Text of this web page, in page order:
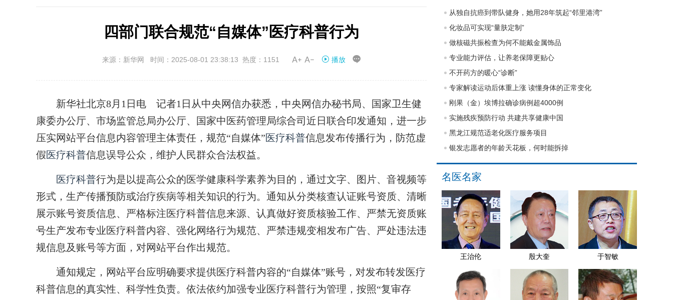
四部门联合规范“自媒体”医疗科普行为
来源：新华网 时间：2025-08-01 23:38:13 热度：1151  播放 
新华社北京8月1日电 记者1日从中央网信办获悉，中央网信办秘书局、国家卫生健
康委办公厅、市场监管总局办公厅、国家中医药管理局综合司近日联合印发通知，进一步
压实网站平台信息内容管理主体责任，规范“自媒体”医疗科普信息发布传播行为，防范虚
假医疗科普信息误导公众，维护人民群众合法权益。
医疗科普行为是以提高公众的医学健康科学素养为目的，通过文字、图片、音视频等
形式，生产传播预防或治疗疾病等相关知识的行为。通知从分类核查认证账号资质、清晰
展示账号资质信息、严格标注医疗科普信息来源、认真做好资质核验工作、严禁无资质账
号生产发布专业医疗科普内容、强化网络行为规范、严禁违规变相发布广告、严处违法违
规信息及账号等方面，对网站平台作出规范。
通知规定，网站平台应明确要求提供医疗科普内容的“自媒体”账号，对发布转发医疗
科普信息的真实性、科学性负责。依法依约加强专业医疗科普行为管理，按照“复审存
从独自抗癌到带队健身，她用28年筑起“邻里港湾”
化妆品可实现“量肤定制”
做核磁共振检查为何不能戴金属饰品
专业能力评估，让养老保障更贴心
不开药方的暖心“诊断”
专家解读运动后体重上涨 读懂身体的正常变化
刚果（金）埃博拉确诊病例超4000例
实施残疾预防行动 共建共享健康中国
黑龙江规范适老化医疗服务项目
银发志愿者的年龄天花板，何时能拆掉
名医名家
王治伦 殷大奎 于智敏